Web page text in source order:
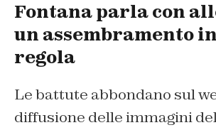
Fontana parla con
un assembramento
regola
Le battute abbondano sul
diffusione delle immagini